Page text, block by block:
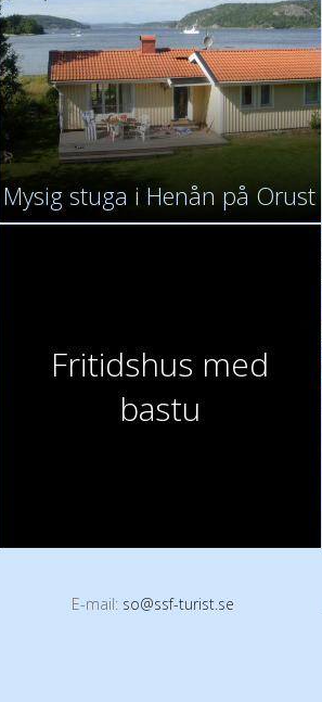
Mysig stuga i Henån på Orust
Fritidshus med
bastu
E-mail: so@ssf-turist.se